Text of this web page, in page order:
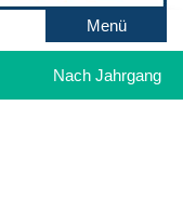
Menü
Nach Jahrgang